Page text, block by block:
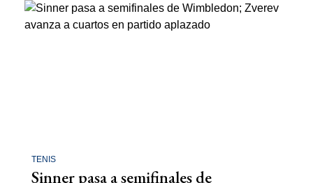
TENIS
Sinner pasa a semifinales de